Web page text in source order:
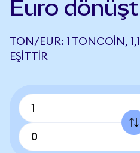
Euro
TON/EUR: 1 TONCOIN,
EŞITTIR